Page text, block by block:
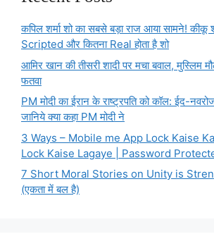
कपिल शर्मा शो का सबसे बड़ा राज आया सामने! कीकू
Scripted और कितना Real होता है शो
आमिर खान की तीसरी शादी पर मचा बवाल, मुस्लिम
फतवा
PM मोदी का ईरान के राष्ट्रपति को कॉल: ईद-
जानिये क्या कहा PM मोदी ने
3 Ways – Mobile me App Lock Kaise
Lock Kaise Lagaye | Password
7 Short Moral Stories on Unity is
(एकता में बल है)